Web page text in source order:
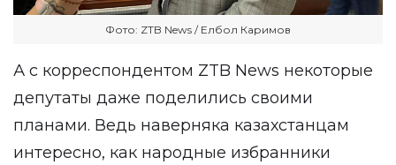
Фото: ZTB News / Елбол Каримов
А с корреспондентом ZTB News некоторые
депутаты даже поделились своими
планами. Ведь наверняка казахстанцам
интересно, как народные избранники